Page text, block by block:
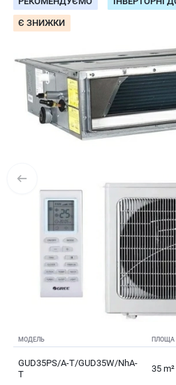
Є ЗНИЖКИ
МОДЕЛЬ ПЛОЩА
GUD35PS/A-T/GUD35W/NhA-
T
35 m²